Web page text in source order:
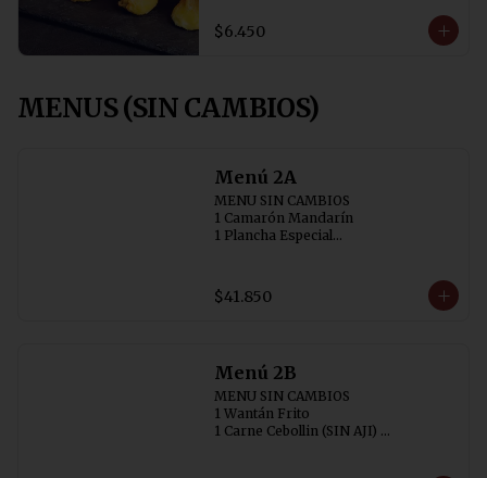
$6.450
MENUS (SIN CAMBIOS)
Menú 2A
MENU SIN CAMBIOS
1 Camarón Mandarín
1 Plancha Especial
$41.850
Menú 2B
MENU SIN CAMBIOS
1 Wantán Frito
1 Carne Cebollin (SIN AJI)